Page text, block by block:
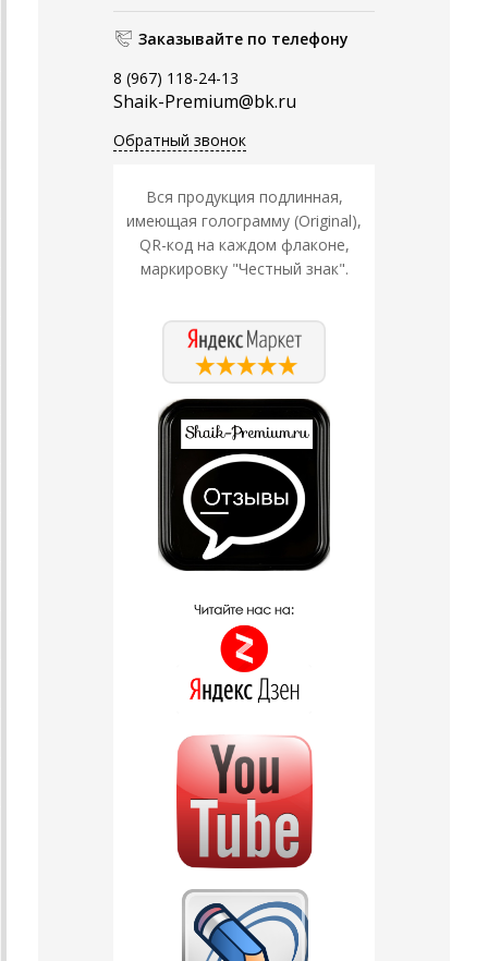
Заказывайте по телефону
8 (967) 118-24-13
Shaik-Premium@bk.ru
Обратный звонок
Вся продукция подлинная,
имеющая голограмму (Original),
QR-код на каждом флаконе,
маркировку "Честный знак".